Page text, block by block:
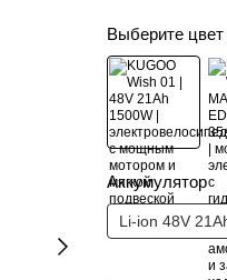
Выберите цвет
Аккумулятор
Li-ion 48V